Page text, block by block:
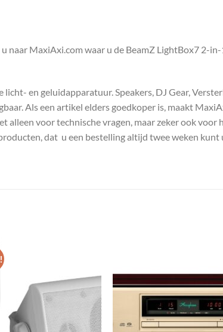
naar MaxiAxi.com waar u de BeamZ LightBox7 2-
en geluidapparatuur. Speakers, DJ Gear,
Als een artikel elders goedkoper is, maakt
alleen voor technische vragen, maar zeker ook
dat u een bestelling altijd twee weken
Toevoegen
aan
wenslijst